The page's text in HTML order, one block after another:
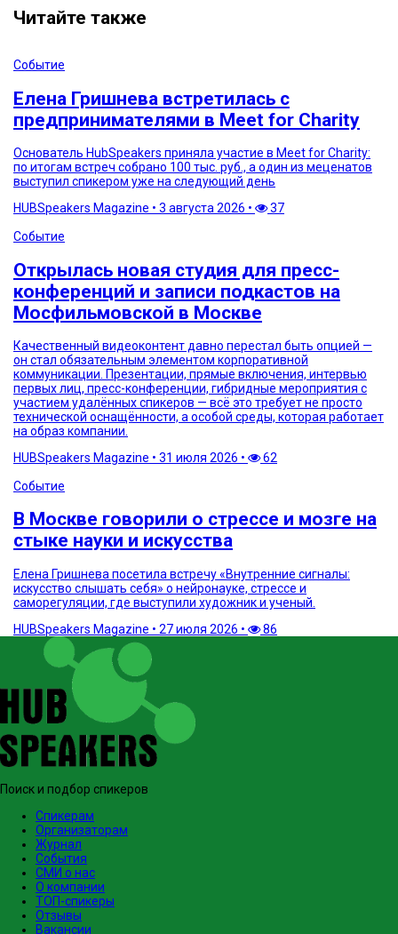
Читайте также
Событие
Елена Гришнева встретилась с
предпринимателями в Meet for Charity
Основатель HubSpeakers приняла участие в Meet for Charity:
по итогам встреч собрано 100 тыс. руб., а один из меценатов
выступил спикером уже на следующий день
HUBSpeakers Magazine • 3 августа 2026 •
37
Событие
Открылась новая студия для пресс-
конференций и записи подкастов на
Мосфильмовской в Москве
Качественный видеоконтент давно перестал быть опцией —
он стал обязательным элементом корпоративной
коммуникации. Презентации, прямые включения, интервью
первых лиц, пресс-конференции, гибридные мероприятия с
участием удалённых спикеров — всё это требует не просто
технической оснащённости, а особой среды, которая работает
на образ компании.
HUBSpeakers Magazine • 31 июля 2026 •
62
Событие
В Москве говорили о стрессе и мозге на
стыке науки и искусства
Елена Гришнева посетила встречу «Внутренние сигналы:
искусство слышать себя» о нейронауке, стрессе и
саморегуляции, где выступили художник и ученый.
HUBSpeakers Magazine • 27 июля 2026 • 86
Поиск и подбор спикеров
Спикерам
Организаторам
Журнал
События
СМИ о нас
О компании
ТОП-спикеры
Отзывы
Вакансии